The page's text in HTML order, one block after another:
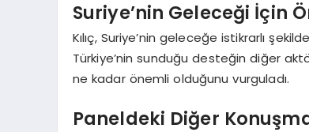
Suriye’nin Geleceği İçin
Kılıç, Suriye’nin geleceğe istikrarlı
Türkiye’nin sunduğu desteğin diğer
ne kadar önemli olduğunu vurguladı.
Paneldeki Diğer